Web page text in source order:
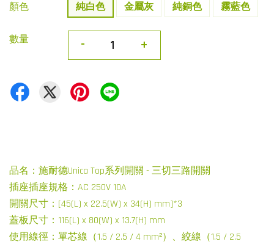
顏色 純白色 金屬灰 純銅色 霧藍色
數量 - +
品名：施耐德Unica Top系列開關 - 三切三路開關
插座插座規格：AC 250V 10A
開關尺寸：[45(L) x 22.5(W) x 34(H) mm]*3
蓋板尺寸：116(L) x 80(W) x 13.7(H) mm
使用線徑：單芯線（1.5 / 2.5 / 4 mm²）、絞線（1.5 / 2.5